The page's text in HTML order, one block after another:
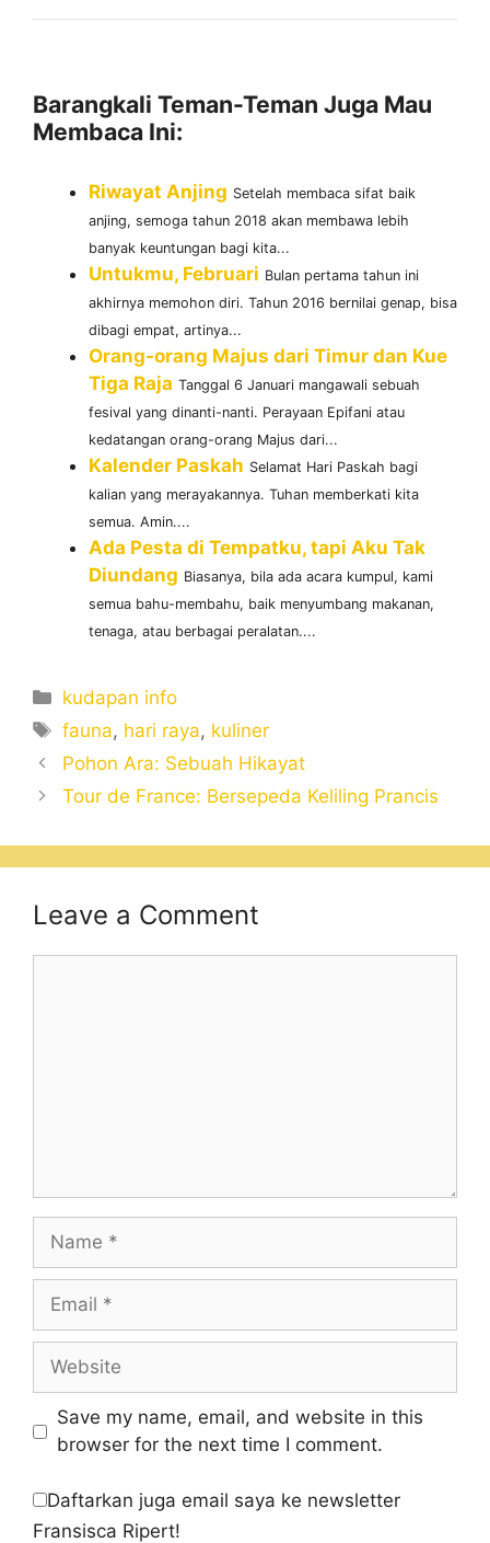
Barangkali Teman-Teman Juga Mau
Membaca Ini:
Riwayat Anjing Setelah membaca sifat baik
anjing, semoga tahun 2018 akan membawa lebih
banyak keuntungan bagi kita...
Untukmu, Februari Bulan pertama tahun ini
akhirnya memohon diri. Tahun 2016 bernilai genap, bisa
dibagi empat, artinya...
Orang-orang Majus dari Timur dan Kue
Tiga Raja Tanggal 6 Januari mangawali sebuah
fesival yang dinanti-nanti. Perayaan Epifani atau
kedatangan orang-orang Majus dari...
Kalender Paskah Selamat Hari Paskah bagi
kalian yang merayakannya. Tuhan memberkati kita
semua. Amin....
Ada Pesta di Tempatku, tapi Aku Tak
Diundang Biasanya, bila ada acara kumpul, kami
semua bahu-membahu, baik menyumbang makanan,
tenaga, atau berbagai peralatan....
Categories
kudapan info
Tags
fauna, hari raya, kuliner
Pohon Ara: Sebuah Hikayat
Tour de France: Bersepeda Keliling Prancis
Leave a Comment
Name
Email
Website
Save my name, email, and website in this
browser for the next time I comment.
Daftarkan juga email saya ke newsletter
Fransisca Ripert!